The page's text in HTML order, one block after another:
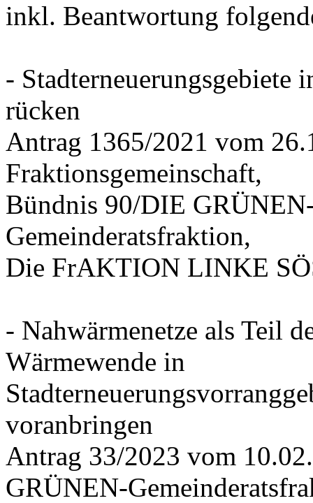
inkl. Beantwortung
- Stadterneuerungsgebiete
rücken
Antrag 1365/2021 vom
Fraktionsgemeinschaft,
Bündnis 90/DIE
Gemeinderatsfraktion,
Die FrAKTION LINKE
- Nahwärmenetze als Teil
Wärmewende in
voranbringen
Antrag 33/2023 vom
GRÜNEN-